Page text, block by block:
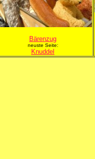
Bärenzug
neuste Seite:
Knuddel